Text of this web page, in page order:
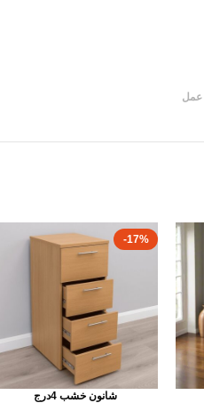
-17%
شانون خشب 4درج